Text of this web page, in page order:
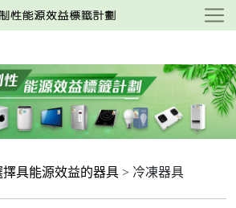
擇具能源效益的器具 > 冷凍器具